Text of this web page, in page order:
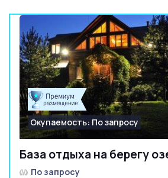
База отдыха на берегу
Окупаемость: По запросу
По запросу